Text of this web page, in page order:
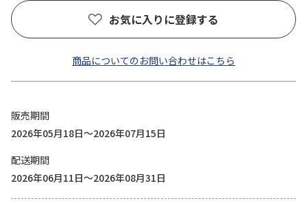
お気に入りに登録する
商品についてのお問い合わせはこちら
販売期間
2026年05月18日～2026年07月15日
配送期間
2026年06月11日～2026年08月31日